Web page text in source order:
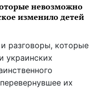
невозможно
изменило детей
разговоры, которые
украинских
их